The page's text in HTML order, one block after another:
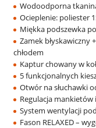
Wodoodporna
Ocieplenie: poliester
Miękka podszewka
Zamek błyskawiczny
chłodem
Kaptur chowany w
5 funkcjonalnych
Otwór na słuchawki
Regulacja
System wentylacji
Fason RELAXED –